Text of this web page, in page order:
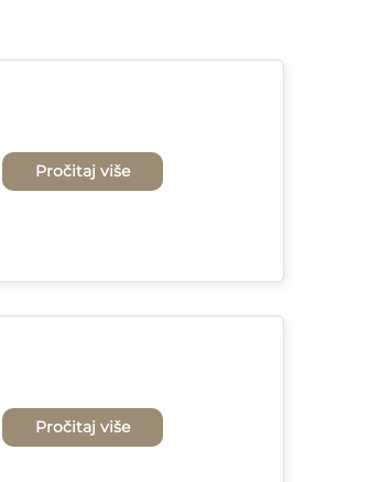
Pročitaj više
Pročitaj više